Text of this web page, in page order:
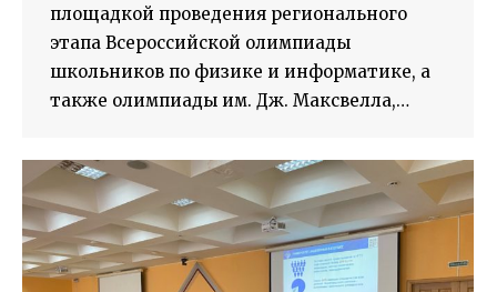
площадкой проведения регионального
этапа Всероссийской олимпиады
школьников по физике и информатике, а
также олимпиады им. Дж. Максвелла,…